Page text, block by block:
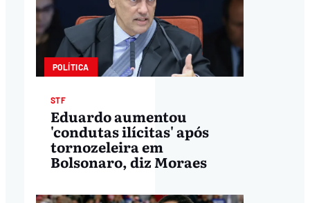
POLÍTICA
STF
Eduardo aumentou
'condutas ilícitas' após
tornozeleira em
Bolsonaro, diz Moraes